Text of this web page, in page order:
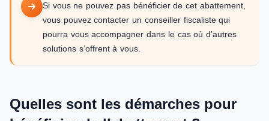
Si vous ne pouvez pas bénéficier de cet abattement,
vous pouvez contacter un conseiller fiscaliste qui
pourra vous accompagner dans le cas où d’autres
solutions s’offrent à vous.
Quelles sont les démarches pour